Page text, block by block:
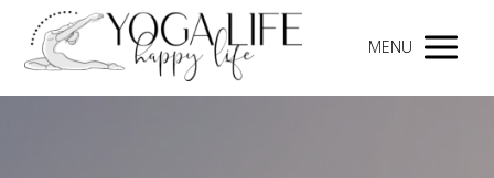
MENU